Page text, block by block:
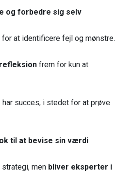
og forbedre sig selv
for at identificere fejl og mønstre.
frem for kun at
succes, i stedet for at prøve
til at bevise sin værdi
men bliver eksperter i